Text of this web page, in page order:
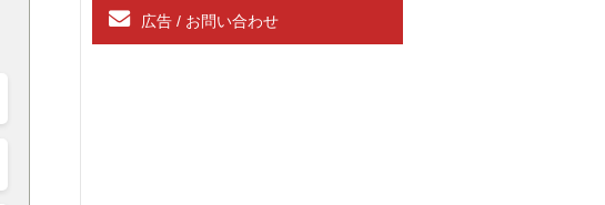
広告 / お問い合わせ